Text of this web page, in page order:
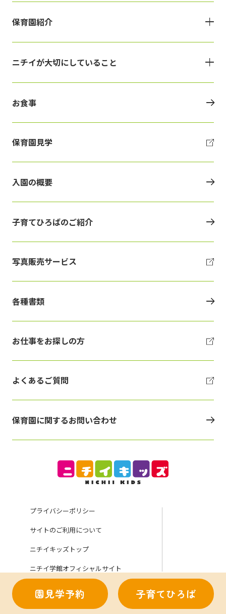
園見学予約 子育てひろば
プライバシーポリシー
サイトのご利用について
ニチイキッズトップ
ニチイ学館オフィシャルサイト
Copyright (C) Nichii Gakkan Company. All rights reserved.
保育園紹介
ニチイが大切にしていること
お食事
保育園見学
入園の概要
子育てひろばのご紹介
写真販売サービス
各種書類
お仕事をお探しの方
よくあるご質問
保育園に関するお問い合わせ